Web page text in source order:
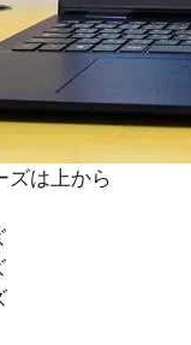
ズは上から